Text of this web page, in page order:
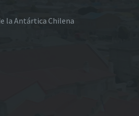
la Antártica Chilena